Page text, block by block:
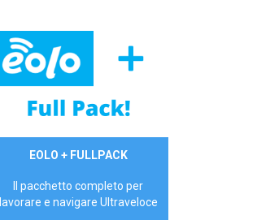
34,90 €/meseEOLO + FULLPACK
Il pacchetto completo per
lavorare e navigare Ultraveloce